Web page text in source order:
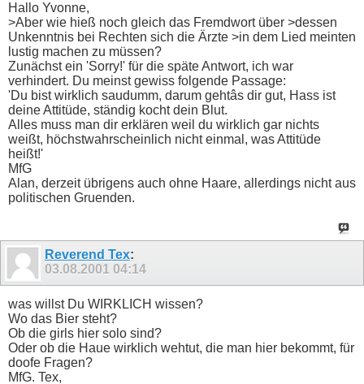
Hallo Yvonne,
>Aber wie hieß noch gleich das Fremdwort über >dessen
Unkenntnis bei Rechten sich die Ärzte >in dem Lied meinten
lustig machen zu müssen?
Zunächst ein 'Sorry!' für die späte Antwort, ich war
verhindert. Du meinst gewiss folgende Passage:
'Du bist wirklich saudumm, darum gehtâs dir gut, Hass ist
deine Attitüde, ständig kocht dein Blut.
Alles muss man dir erklären weil du wirklich gar nichts
weißt, höchstwahrscheinlich nicht einmal, was Attitüde
heißt!'
MfG
Alan, derzeit übrigens auch ohne Haare, allerdings nicht aus
politischen Gruenden.
Reverend Tex:
03.08.2001 04:14
was willst Du WIRKLICH wissen?
Wo das Bier steht?
Ob die girls hier solo sind?
Oder ob die Haue wirklich wehtut, die man hier bekommt, für
doofe Fragen?
MfG. Tex,